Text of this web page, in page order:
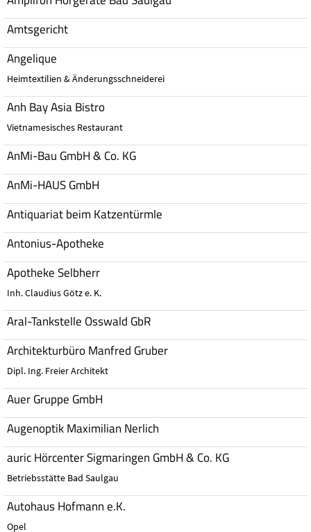
Amtsgericht
Angelique
Heimtextilien & Änderungsschneiderei
Anh Bay Asia Bistro
Vietnamesisches Restaurant
AnMi-Bau GmbH & Co. KG
AnMi-HAUS GmbH
Antiquariat beim Katzentürmle
Antonius-Apotheke
Apotheke Selbherr
Inh. Claudius Götz e. K.
Aral-Tankstelle Osswald GbR
Architekturbüro Manfred Gruber
Dipl. Ing. Freier Architekt
Auer Gruppe GmbH
Augenoptik Maximilian Nerlich
auric Hörcenter Sigmaringen GmbH & Co. KG
Betriebsstätte Bad Saulgau
Autohaus Hofmann e.K.
Opel